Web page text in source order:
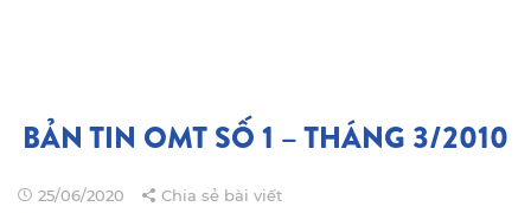
BẢN TIN OMT SỐ 1 – THÁNG 3/2010
25/06/2020 Chia sẻ bài viết